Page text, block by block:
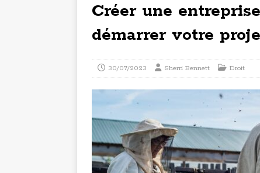
Créer une
démarrer votre
30/07/2023 Sherri Bennett Droit